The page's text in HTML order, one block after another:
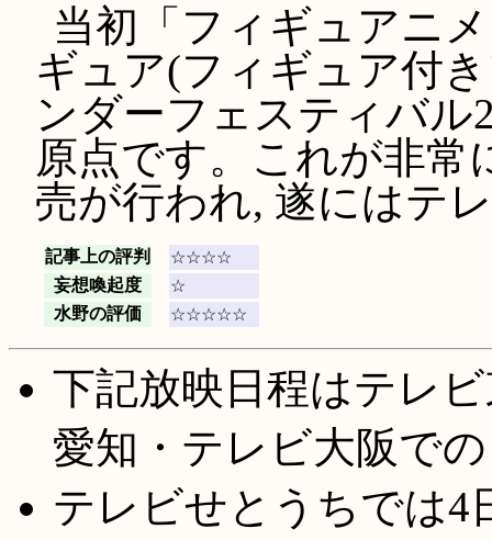
当初「フィギュアニ
ギュア(フィギュア付
ンダーフェスティバル
原点です。これが非常
売が行われ, 遂にはテ
記事上の評判
☆☆☆☆
妄想喚起度
☆
水野の評価
☆☆☆☆☆
下記放映日程はテレ
愛知・テレビ大阪で
テレビせとうちでは4